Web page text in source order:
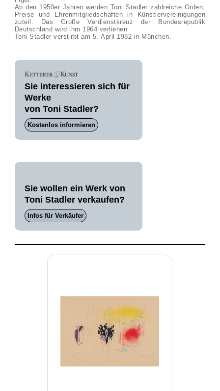
Ab den 1950er Jahren werden Toni Stadler zahlreiche Orden,
Preise und Ehrenmitgliedschaften in Künstlervereinigungen
zuteil. Das Große Verdienstkreuz der Bundesrepublik
Deutschland wird ihm 1964 verliehen.
Toni Stadler verstirbt am 5. April 1982 in München.
Sie interessieren sich für
Werke
von Toni Stadler?
Kostenlos informieren
Sie wollen ein Werk von
Toni Stadler verkaufen?
Infos für Verkäufer